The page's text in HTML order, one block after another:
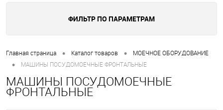
ФИЛЬТР ПО ПАРАМЕТРАМ
Главная страница • Каталог товаров • МОЕЧНОЕ ОБОРУДОВАНИЕ
• МАШИНЫ ПОСУДОМОЕЧНЫЕ ФРОНТАЛЬНЫЕ
МАШИНЫ ПОСУДОМОЕЧНЫЕ
ФРОНТАЛЬНЫЕ